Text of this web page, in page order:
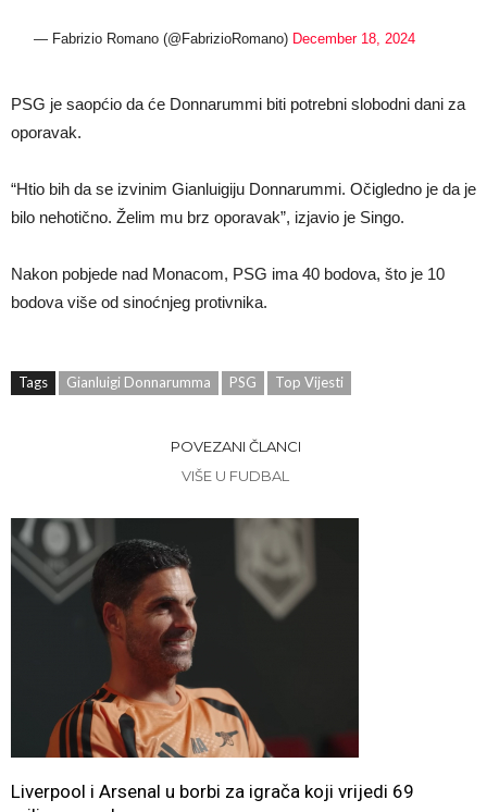
— Fabrizio Romano (@FabrizioRomano) December 18, 2024
PSG je saopćio da će Donnarummi biti potrebni slobodni dani za
oporavak.
“Htio bih da se izvinim Gianluigiju Donnarummi. Očigledno je da je
bilo nehotično. Želim mu brz oporavak”, izjavio je Singo.
Nakon pobjede nad Monacom, PSG ima 40 bodova, što je 10
bodova više od sinoćnjeg protivnika.
Tags Gianluigi Donnarumma PSG Top Vijesti
POVEZANI ČLANCI
VIŠE U FUDBAL
Liverpool i Arsenal u borbi za igrača koji vrijedi 69